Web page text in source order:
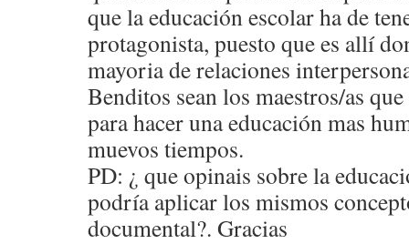
que la educación escolar ha de
protagonista, puesto que es allí
mayoria de relaciones
Benditos sean los maestros/as
para hacer una educación mas
muevos tiempos.
PD: ¿ que opinais sobre la
podría aplicar los mismos
documental?. Gracias